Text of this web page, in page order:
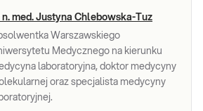
n. med. Justyna Chlebowska-Tuz
Warszawskiego
Medycznego na kierunku
laboratoryjna, doktor medycyny
oraz specjalista medycyny